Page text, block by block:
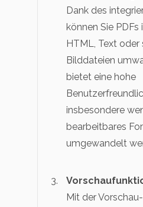
Dank des
können Sie PDFs
HTML, Text oder
Bilddateien
bietet eine hohe
insbesondere
bearbeitbares
umgewandelt
Mit der